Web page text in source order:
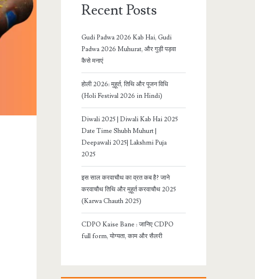
Recent Posts
Gudi Padwa 2026 Kab Hai, Gudi
Padwa 2026 Muhurat, और गुड़ी पड़वा
कैसे मनाएं
होली 2026: मुहूर्त, तिथि और पूजन विधि
(Holi Festival 2026 in Hindi)
Diwali 2025 | Diwali Kab Hai 2025
Date Time Shubh Muhurt |
Deepawali 2025| Lakshmi Puja
2025
इस साल करवाचौथ का व्रत कब है? जाने
करवाचौथ तिथि और मुहूर्त करवाचौथ 2025
(Karwa Chauth 2025)
CDPO Kaise Bane : जानिए CDPO
full form, योग्यता, काम और सैलरी